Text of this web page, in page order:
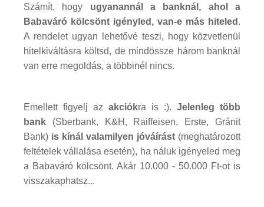
Számít, hogy ugyanannál a banknál, ahol a
Babaváró kölcsönt igényled, van-e más hiteled .
A rendelet ugyan lehetővé teszi, hogy közvetlenül
hitelkiváltásra költsd, de mindössze három banknál
van erre megoldás, a többinél nincs.
Emellett figyelj az akciókra is :). Jelenleg több
bank (Sberbank, K&H, Raiffeisen, Erste, Gránit
Bank) is kínál valamilyen jóváírást (meghatározott
feltételek vállalása esetén), ha náluk igényeled meg
a Babaváró kölcsönt. Akár 10.000 - 50.000 Ft-ot is
visszakaphatsz...